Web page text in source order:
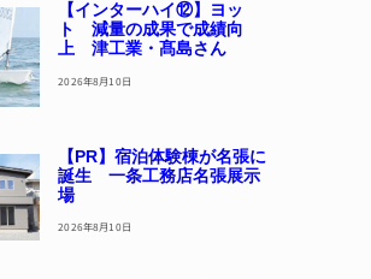
【インターハイ⑫】ヨッ
ト 減量の成果で成績向
上 津工業・髙島さん
2026年8月10日
【PR】宿泊体験棟が名張に
誕生 一条工務店名張展示
場
2026年8月10日